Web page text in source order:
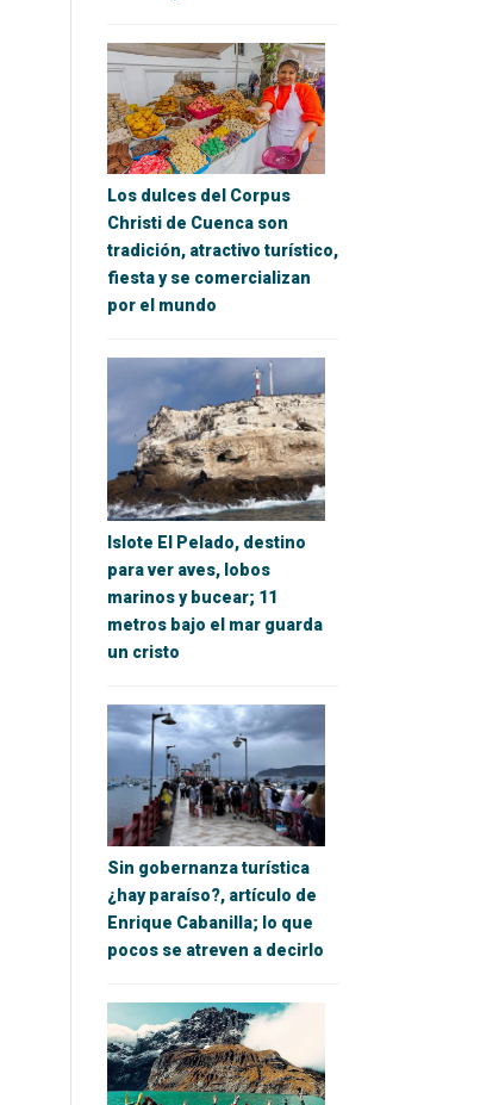
Los dulces del Corpus
Christi de Cuenca son
tradición, atractivo turístico,
fiesta y se comercializan
por el mundo
Islote El Pelado, destino
para ver aves, lobos
marinos y bucear; 11
metros bajo el mar guarda
un cristo
Sin gobernanza turística
¿hay paraíso?, artículo de
Enrique Cabanilla; lo que
pocos se atreven a decirlo